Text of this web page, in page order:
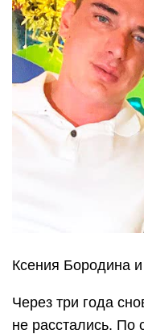
Ксения Бородина
Через три года
не расстались. По